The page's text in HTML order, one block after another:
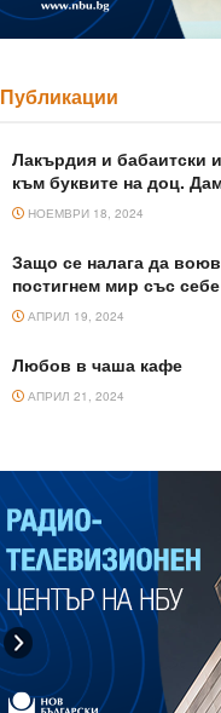
Публикации
Лакърдия и
към буквите на доц.
НОЕМВРИ 18, 2024
Защо се налага да
постигнем мир със
АПРИЛ 19, 2024
Любов в чаша кафе
АПРИЛ 21, 2024